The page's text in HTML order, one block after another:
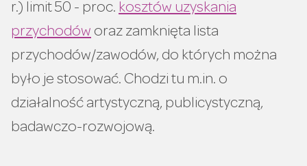
r.) limit 50 - proc. kosztów uzyskania
przychodów oraz zamknięta lista
przychodów/zawodów, do których można
było je stosować. Chodzi tu m.in. o
działalność artystyczną, publicystyczną,
badawczo-rozwojową.